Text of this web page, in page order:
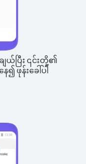
ယ်ပြီး ၎င်းတို့၏
ဖုန်းခေါ်ပါ